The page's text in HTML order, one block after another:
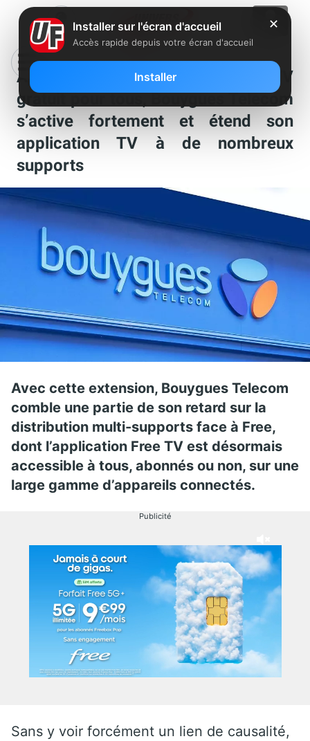
Après le lancement de Free TV
gratuit pour tous, Bouygues Telecom
s’active fortement et étend son
application TV à de nombreux
supports
Avec cette extension, Bouygues Telecom
comble une partie de son retard sur la
distribution multi-supports face à Free,
dont l’application Free TV est désormais
accessible à tous, abonnés ou non, sur une
large gamme d’appareils connectés.
Publicité
Sans y voir forcément un lien de causalité,
✕
Installer sur l'écran d'accueil
Accès rapide depuis votre écran d'accueil
Installer